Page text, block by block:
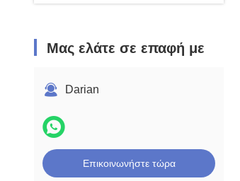
Πίνακας οθόνης με πολλαπλές
Μας ελάτε σε επαφή με
Darian
Επικοινωνήστε τώρα